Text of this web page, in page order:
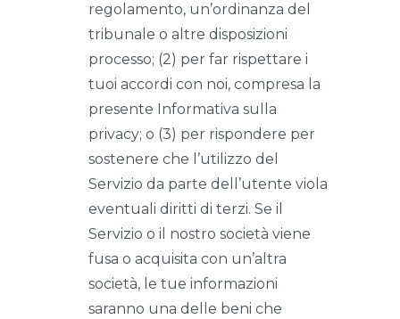
regolamento, un’ordinanza del
tribunale o altre disposizioni
processo; (2) per far rispettare i
tuoi accordi con noi, compresa la
presente Informativa sulla
privacy; o (3) per rispondere per
sostenere che l’utilizzo del
Servizio da parte dell’utente viola
eventuali diritti di terzi. Se il
Servizio o il nostro società viene
fusa o acquisita con un’altra
società, le tue informazioni
saranno una delle beni che